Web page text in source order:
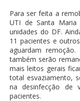
Para ser feita a
UTI de Santa
unidades do DF.
11 pacientes e
aguardam
também serão
mais leitos gerais
total esvaziamento,
na desinfecção de
pacientes.